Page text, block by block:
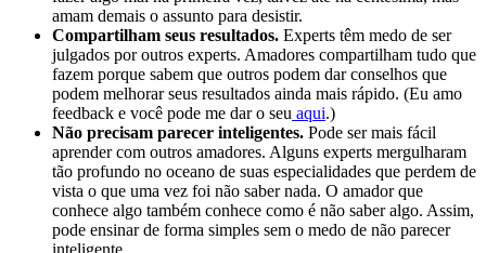
amam demais o assunto para desistir.
Compartilham seus resultados. Experts têm medo de ser
julgados por outros experts. Amadores compartilham tudo que
fazem porque sabem que outros podem dar conselhos que
podem melhorar seus resultados ainda mais rápido. (Eu amo
feedback e você pode me dar o seu aqui.)
Não precisam parecer inteligentes. Pode ser mais fácil
aprender com outros amadores. Alguns experts mergulharam
tão profundo no oceano de suas especialidades que perdem de
vista o que uma vez foi não saber nada. O amador que
conhece algo também conhece como é não saber algo. Assim,
pode ensinar de forma simples sem o medo de não parecer
inteligente.